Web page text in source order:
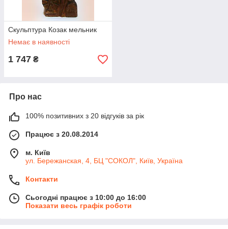
Скульптура Козак мельник
Немає в наявності
1 747 ₴
Про нас
100% позитивних з 20 відгуків за рік
Працює з 20.08.2014
м. Київ
ул. Бережанская, 4, БЦ "СОКОЛ", Київ, Україна
Контакти
Сьогодні працює з 10:00 до 16:00
Показати весь графік роботи